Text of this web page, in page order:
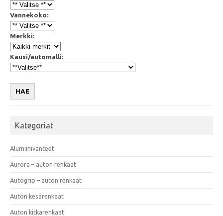
Vannekoko:
Merkki:
Kausi/automalli:
HAE
Kategoriat
Alumiinivanteet
Aurora – auton renkaat
Autogrip – auton renkaat
Auton kesärenkaat
Auton kitkarenkaat